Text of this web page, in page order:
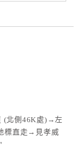
(北側46K處)→左
標直走→見孝威